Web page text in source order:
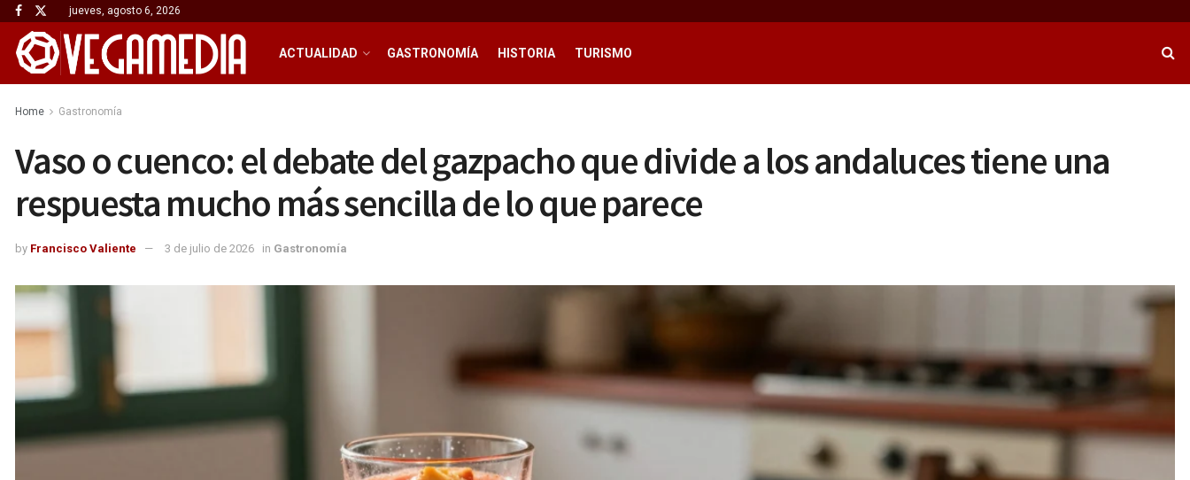
jueves, agosto 6, 2026
ACTUALIDAD GASTRONOMÍA HISTORIA TURISMO
Home Gastronomía
Vaso o cuenco: el debate del gazpacho que divide a los andaluces tiene una
respuesta mucho más sencilla de lo que parece
by Francisco Valiente 3 de julio de 2026 in Gastronomía